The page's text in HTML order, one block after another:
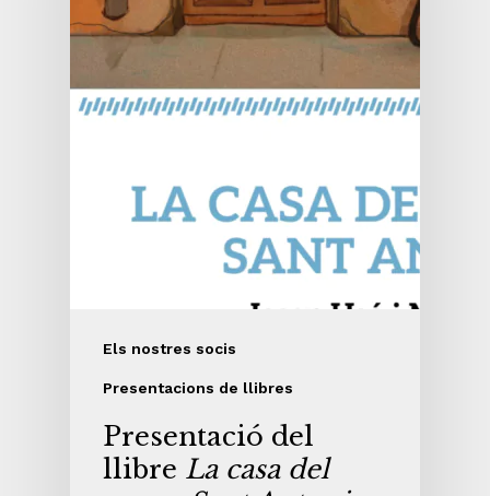
Els nostres socis
Presentacions de llibres
Presentació del
llibre La casa del